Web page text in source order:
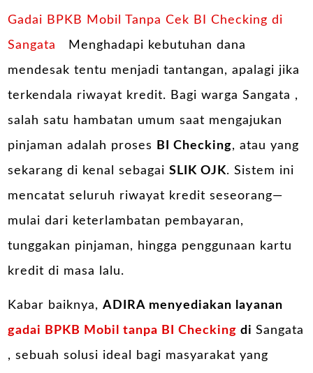
Gadai BPKB Mobil Tanpa Cek BI Checking di
Sangata
Menghadapi kebutuhan dana
mendesak tentu menjadi tantangan, apalagi jika
terkendala riwayat kredit. Bagi warga Sangata ,
salah satu hambatan umum saat mengajukan
pinjaman adalah proses
BI Checking, atau yang
sekarang di kenal sebagaiSLIK OJK. Sistem ini
mencatat seluruh riwayat kredit seseorang—
mulai dari keterlambatan pembayaran,
tunggakan pinjaman, hingga penggunaan kartu
kredit di masa lalu.
Kabar baiknya,ADIRA menyediakan layanan
gadai BPKB Mobil tanpa BI Checking diSangata
, sebuah solusi ideal bagi masyarakat yang